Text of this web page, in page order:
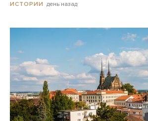
ИСТОРИИ день назад